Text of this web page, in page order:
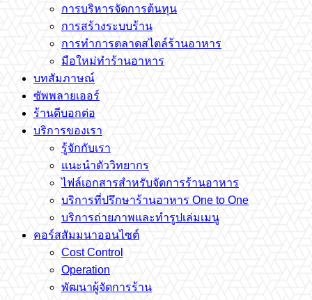
การบริหารจัดการต้นทุน
การสร้างระบบร้าน
การทำการตลาดสไตล์ร้านอาหาร
มือใหม่ทำร้านอาหาร
บทสัมภาษณ์
ซัพพลายเออร์
ร้านดีบอกต่อ
บริการของเรา
รู้จักกับเรา
แนะนำตัววิทยากร
ไฟล์เอกสารสำหรับจัดการร้านอาหาร
บริการที่ปรึกษาร้านอาหาร One to One
บริการถ่ายภาพและทำรูปเล่มเมนู
คอร์สสัมมนาออนไซต์
Cost Control
Operation
พัฒนาผู้จัดการร้าน